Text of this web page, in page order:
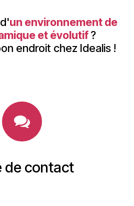
un environnement de
et évolutif?
endroit chez Idealis !
de contact